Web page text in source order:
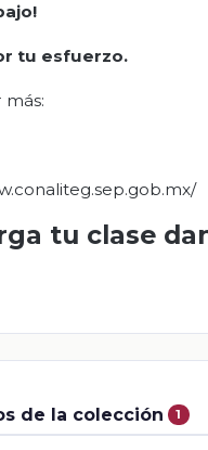
tu esfuerzo.
más:
tu clase
de la colección 1